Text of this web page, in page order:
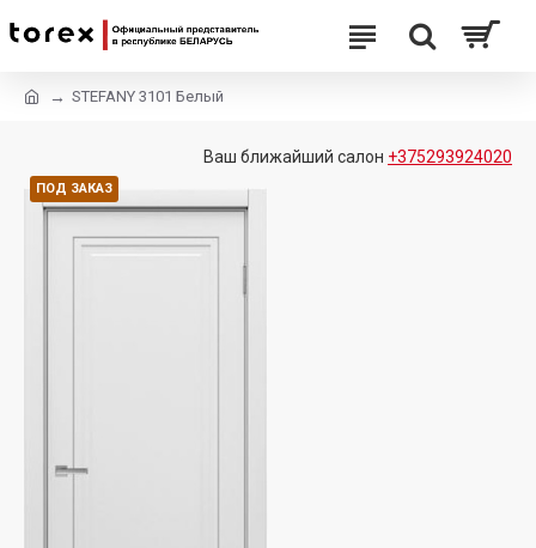
STEFANY 3101 Белый
Ваш ближайший салон +375293924020
ПОД ЗАКАЗ